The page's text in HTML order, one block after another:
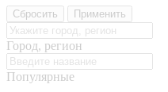
Сбросить Применить
Город, регион
Популярные